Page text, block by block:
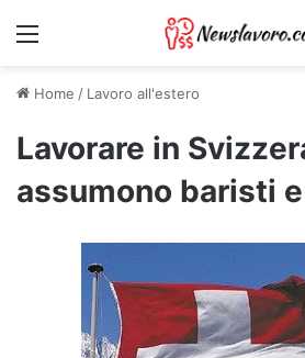
Menu
Home / Lavoro all'estero
Lavorare in
assumono baristi